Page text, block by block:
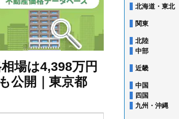
場は4,398万円
公開｜東京都
北海道・東北
関東
北陸
中部
近畿
中国
四国
九州・沖縄